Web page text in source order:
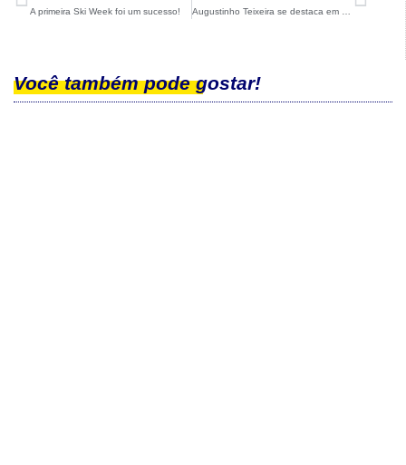
A primeira Ski Week foi um sucesso!
Você também pode gostar!